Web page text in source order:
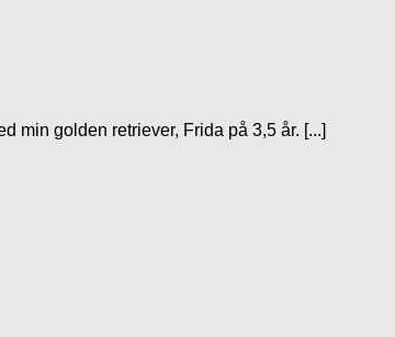
min golden retriever, Frida på 3,5 år. [...]